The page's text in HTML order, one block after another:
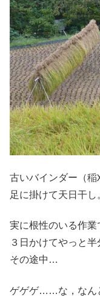
古いバインダー（
足に掛けて天日干し
実に根性のいる作業
３日かけてやっと半
その途中…
ゲゲゲ……な，な